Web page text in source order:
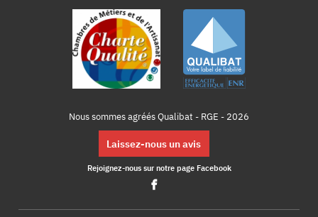
Nous sommes agréés Qualibat - RGE - 2026
Laissez-nous un avis
Rejoignez-nous sur notre page Facebook